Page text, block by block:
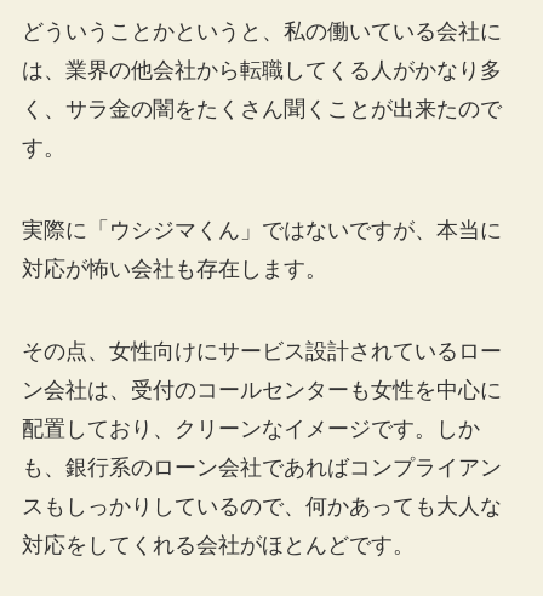
どういうことかというと、私の働いている会社に
は、業界の他会社から転職してくる人がかなり多
く、サラ金の闇をたくさん聞くことが出来たので
す。
実際に「ウシジマくん」ではないですが、本当に
対応が怖い会社も存在します。
その点、女性向けにサービス設計されているロー
ン会社は、受付のコールセンターも女性を中心に
配置しており、クリーンなイメージです。しか
も、銀行系のローン会社であればコンプライアン
スもしっかりしているので、何かあっても大人な
対応をしてくれる会社がほとんどです。